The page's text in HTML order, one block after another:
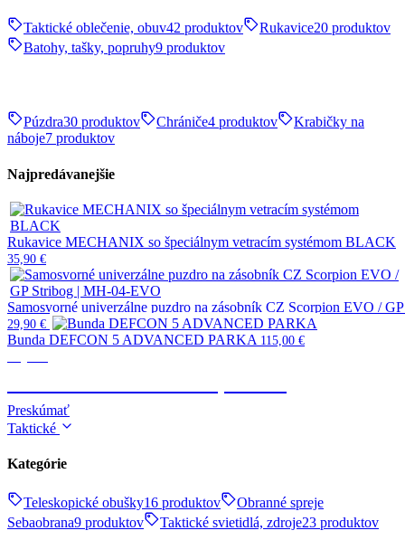
Taktické oblečenie, obuv42 produktov Rukavice20 produktov
Batohy, tašky, popruhy9 produktov
Púzdra30 produktov Chrániče4 produktov
Krabičky na
náboje7 produktov
Najpredávanejšie
Rukavice MECHANIX so špeciálnym vetracím systémom BLACK
35,90 €
Samosvorné univerzálne puzdro na zásobník CZ Scorpion EVO /
29,90 €
Bunda DEFCON 5 ADVANCED PARKA 115,00 €
Preskúmať
Taktické
Kategórie
Teleskopické obušky16 produktov
Obranné spreje
Sebaobrana9 produktov Taktické svietidlá, zdroje23 produktov